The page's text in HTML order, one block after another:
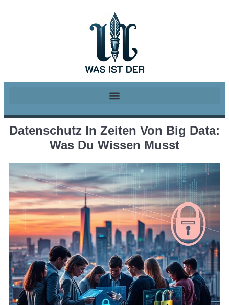
Datenschutz In Zeiten Von Big Data:
Was Du Wissen Musst